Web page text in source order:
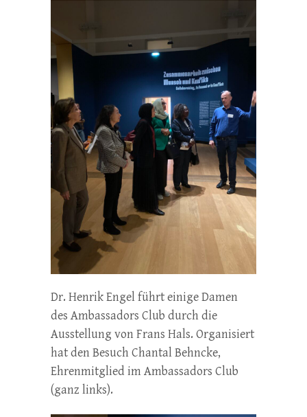
Dr. Henrik Engel führt einige Damen
des Ambassadors Club durch die
Ausstellung von Frans Hals. Organisiert
hat den Besuch Chantal Behncke,
Ehrenmitglied im Ambassadors Club
(ganz links).